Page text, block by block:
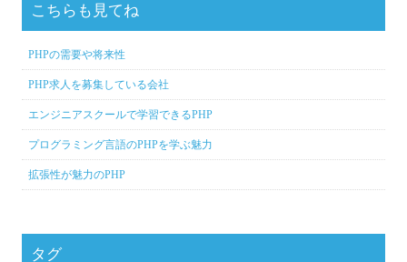
こちらも見てね
PHPの需要や将来性
PHP求人を募集している会社
エンジニアスクールで学習できるPHP
プログラミング言語のPHPを学ぶ魅力
拡張性が魅力のPHP
タグ